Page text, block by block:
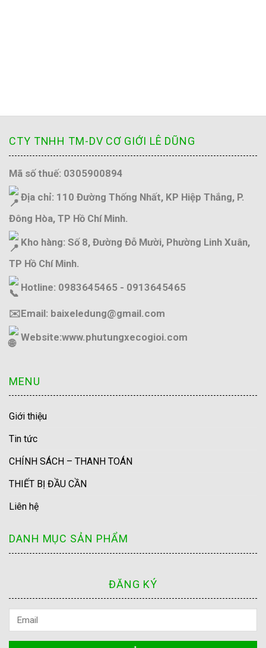
CTY TNHH TM-DV CƠ GIỚI LÊ DŨNG
Mã số thuế: 0305900894
Địa chỉ: 110 Đường Thống Nhất, KP Hiệp Thắng, P.
Đông Hòa, TP Hồ Chí Minh.
Kho hàng: Số 8, Đường Đỗ Mười, Phường Linh Xuân,
TP Hồ Chí Minh.
Hotline: 0983645465 - 0913645465
✉️Email: baixeledung@gmail.com
Website:www.phutungxecogioi.com
MENU
Giới thiệu
Tin tức
CHÍNH SÁCH – THANH TOÁN
THIẾT BỊ ĐẦU CẦN
Liên hệ
DANH MỤC SẢN PHẨM
ĐĂNG KÝ